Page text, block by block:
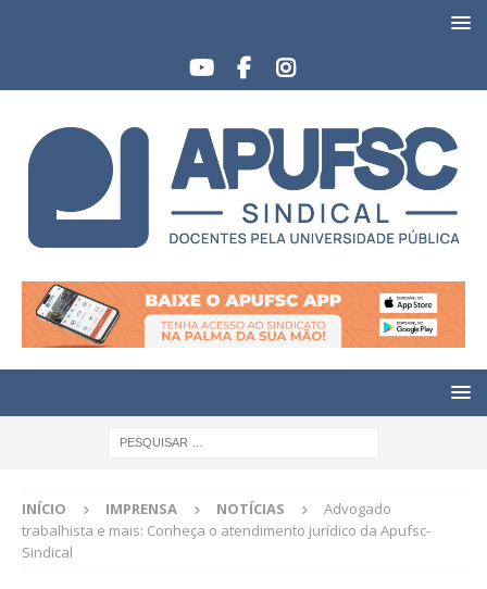
INÍCIO IMPRENSA NOTÍCIAS
Advogado
trabalhista e mais: Conheça o atendimento jurídico da Apufsc-
Sindical